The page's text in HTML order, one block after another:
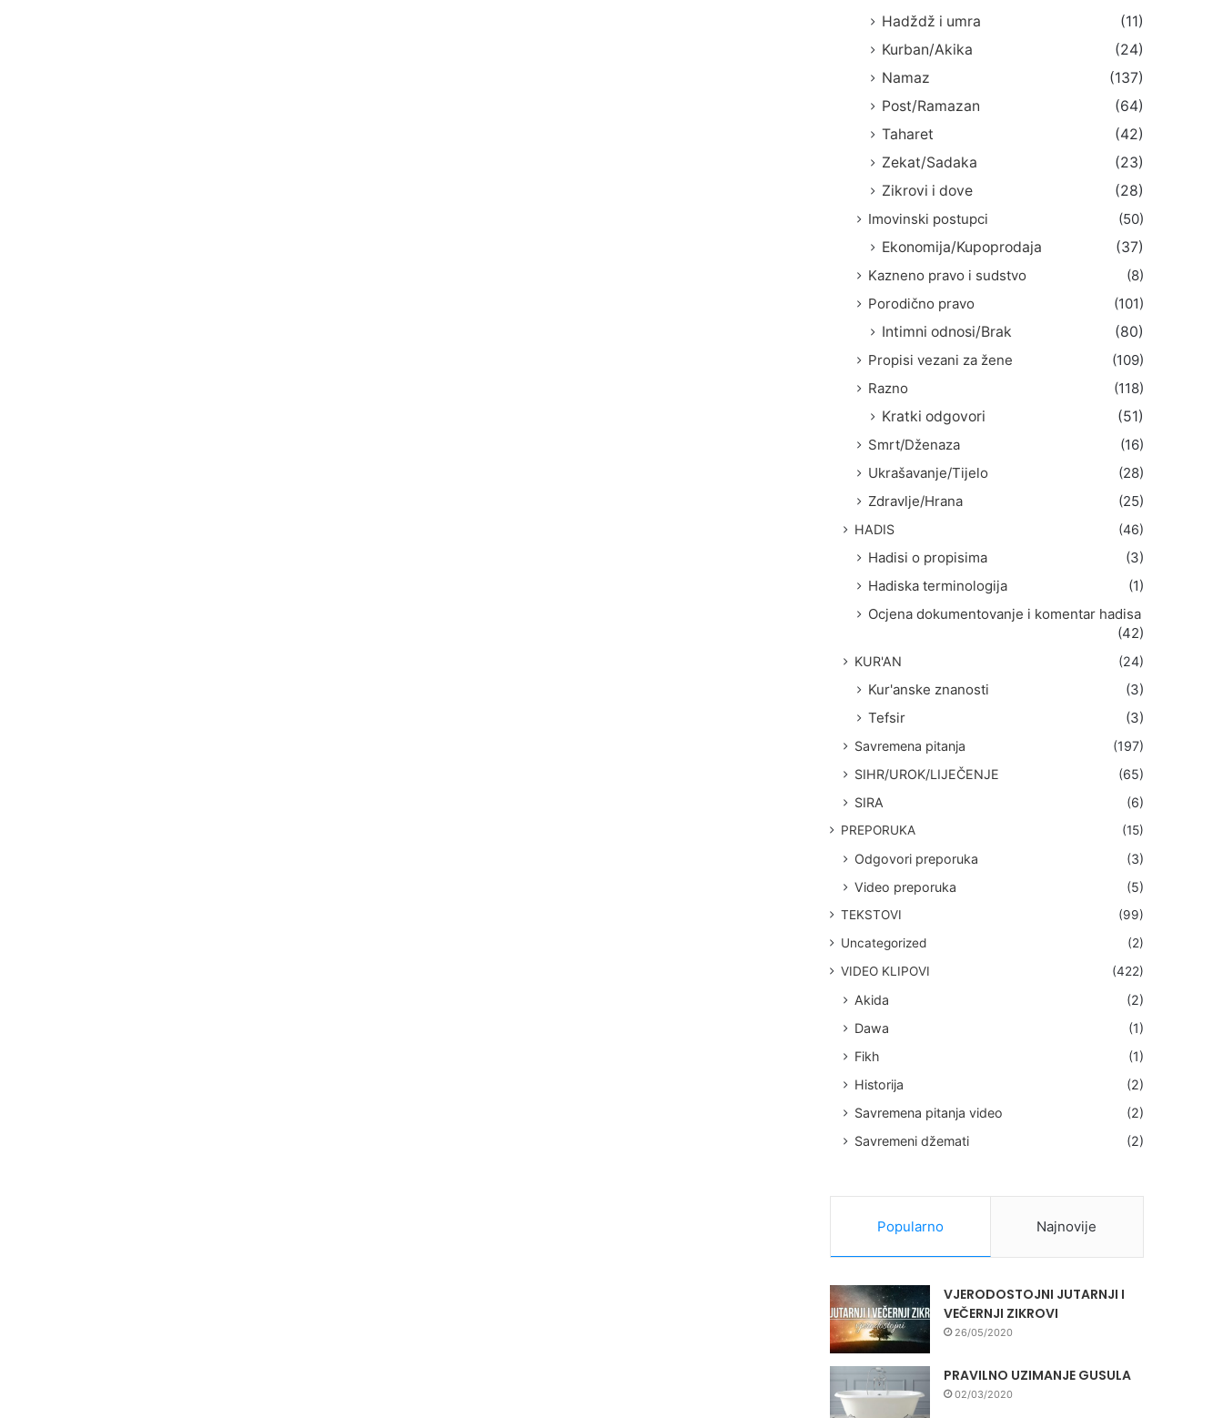
Hadždž i umra
(11)
Kurban/Akika
(24)
Namaz
(137)
Post/Ramazan
(64)
Taharet
(42)
Zekat/Sadaka
(23)
Zikrovi i dove
(28)
Imovinski postupci
(50)
Ekonomija/Kupoprodaja
(37)
Kazneno pravo i sudstvo
(8)
Porodično pravo
(101)
Intimni odnosi/Brak
(80)
Propisi vezani za žene
(109)
Razno
(118)
Kratki odgovori
(51)
Smrt/Dženaza
(16)
Ukrašavanje/Tijelo
(28)
Zdravlje/Hrana
(25)
HADIS (46)
Hadisi o propisima
(3)
Hadiska terminologija
(1)
Ocjena dokumentovanje i komentar hadisa
(42)
KUR'AN (24)
Kur'anske znanosti
(3)
Tefsir
(3)
Savremena pitanja
(197)
SIHR/UROK/LIJEČENJE
(65)
SIRA
(6)
PREPORUKA (15)
Odgovori preporuka
(3)
Video preporuka
(5)
TEKSTOVI
(99)
Uncategorized
(2)
VIDEO KLIPOVI
(422)
Akida
(2)
Dawa
(1)
Fikh
(1)
Historija
(2)
Savremena pitanja video
(2)
Savremeni džemati
(2)
Popularno Najnovije
VJERODOSTOJNI JUTARNJI I
VEČERNJI ZIKROVI
26/05/2020
PRAVILNO UZIMANJE GUSULA
02/03/2020